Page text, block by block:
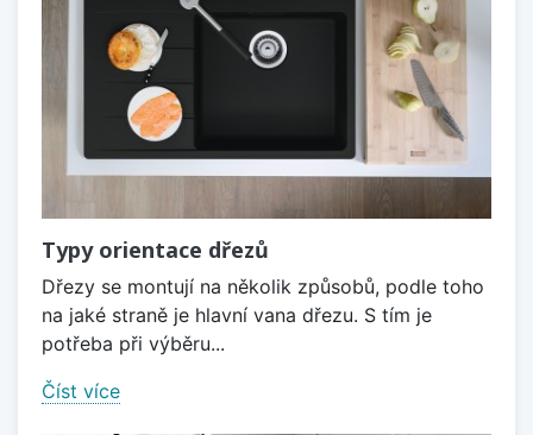
Typy orientace dřezů
Dřezy se montují na několik způsobů, podle toho
na jaké straně je hlavní vana dřezu. S tím je
potřeba při výběru...
Číst více